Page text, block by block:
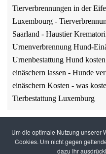
Tierverbrennungen in der
Luxembourg -
Saarland - Haustier
Urnenverbrennung Hund-
Urnenbestattung Hund
einäschern lassen - Hunde
einäschern Kosten - was
Tierbestattung Luxemburg
Um die optimale Nutzung unserer
Cookies. Um nicht gegen
dazu Ihr